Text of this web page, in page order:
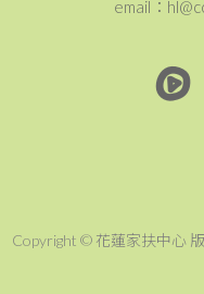
email：
Copyright © 花蓮家扶中心